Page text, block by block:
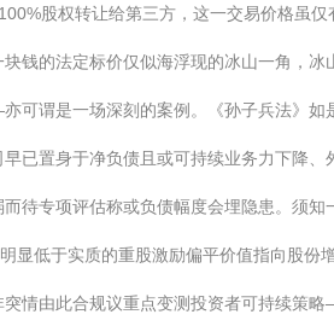
股权转让给第三方，这一交易价格虽
钱的法定标价仅似海浮现的冰山一角，
谓是一场深刻的案例。《孙子兵法》如
已置身于净负债且或可持续业务力下降
待专项评估称或负债幅度会埋隐患。
显低于实质的重股激励偏平价值指向股
情由此合规议重点变测投资者可持续策